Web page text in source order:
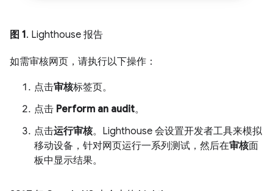
图 1. Lighthouse 报告
如需审核网页，请执行以下操作：
点击审核标签页。
点击 Perform an audit。
点击运行审核。Lighthouse 会设置开发者工具来模拟
移动设备，针对网页运行一系列测试，然后在审核面
板中显示结果。